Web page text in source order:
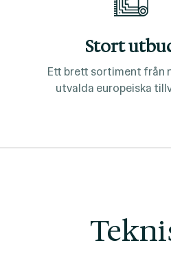
Stort
Ett brett sortiment från
utvalda europeiska